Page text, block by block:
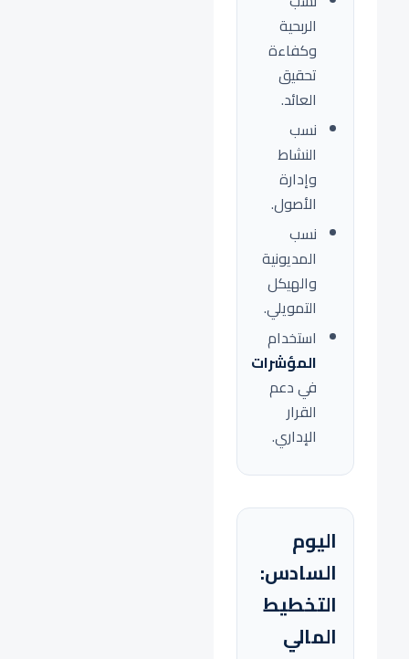
الربحية
وكفاءة
تحقيق
العائد.
نسب
النشاط
وإدارة
الأصول.
نسب
المديونية
والهيكل
التمويلي.
استخدام
المؤشرات
في دعم
القرار
الإداري.
اليوم
السادس:
التخطيط
المالي